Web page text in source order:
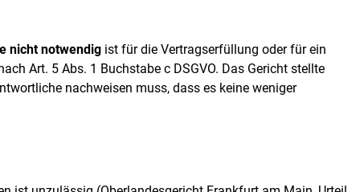
nicht notwendig ist für die Vertragserfüllung oder für ein
Art. 5 Abs. 1 Buchstabe c DSGVO. Das Gericht stellte
nachweisen muss, dass es keine weniger